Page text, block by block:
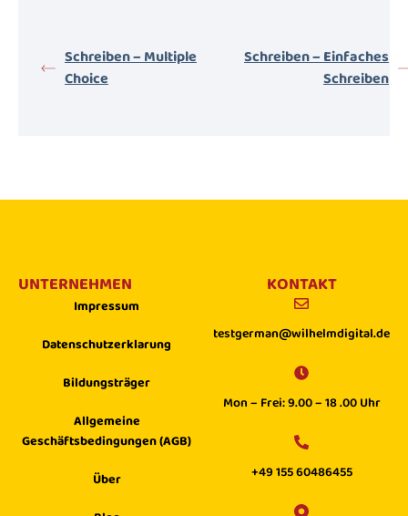
Schreiben – Multiple
Choice
Schreiben – Einfaches
Schreiben
UNTERNEHMEN
Impressum
Datenschutzerklarung
Bildungsträger
Allgemeine
Geschäftsbedingungen (AGB)
Über
KONTAKT
testgerman@wilhelmdigital.de
Mon – Frei: 9.00 – 18 .00 Uhr
+49 155 60486455